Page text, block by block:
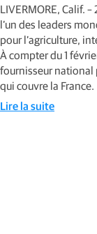
LIVERMORE, Calif.
l’un des leaders
pour l’agriculture,
À compter du 1
fournisseur national
qui couvre la France.
Lire la suite